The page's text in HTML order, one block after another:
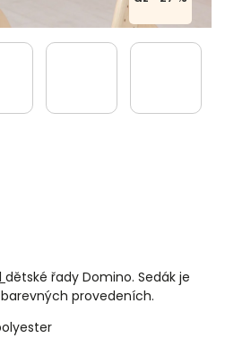
dětské řady Domino. Sedák je
provedeních.